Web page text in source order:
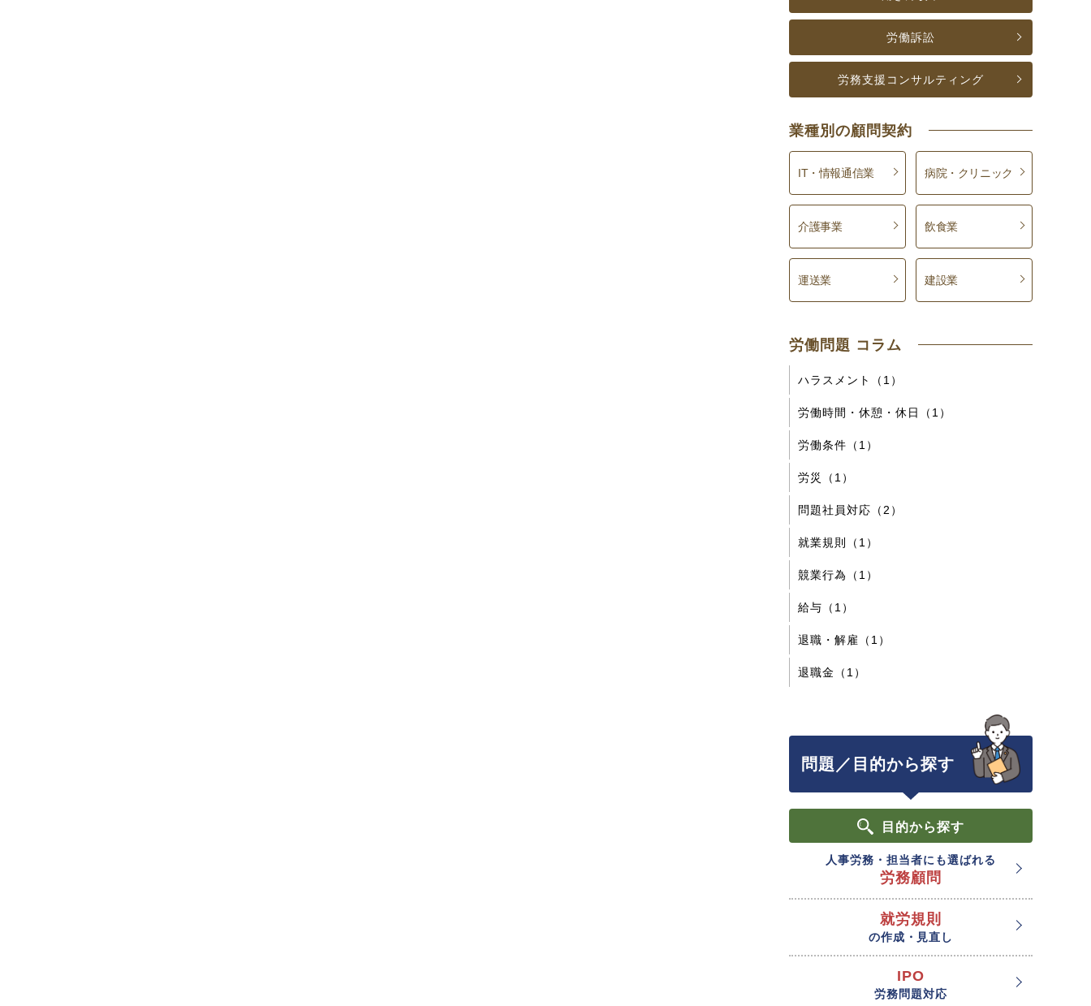
労働訴訟
労務支援 コンサルティング
業種別の顧問契約
IT・情報通信業 病院・クリニック
介護事業 飲食業
運送業 建設業
労働問題 コラム
ハラスメント（1）
労働時間・休憩・休日（1）
労働条件（1）
労災（1）
問題社員対応（2）
就業規則（1）
競業行為（1）
給与（1）
退職・解雇（1）
退職金（1）
問題／目的から探す
目的から探す
人事労務・担当者にも選ばれる
労務顧問
就労規則
の作成・見直し
IPO
労務問題対応